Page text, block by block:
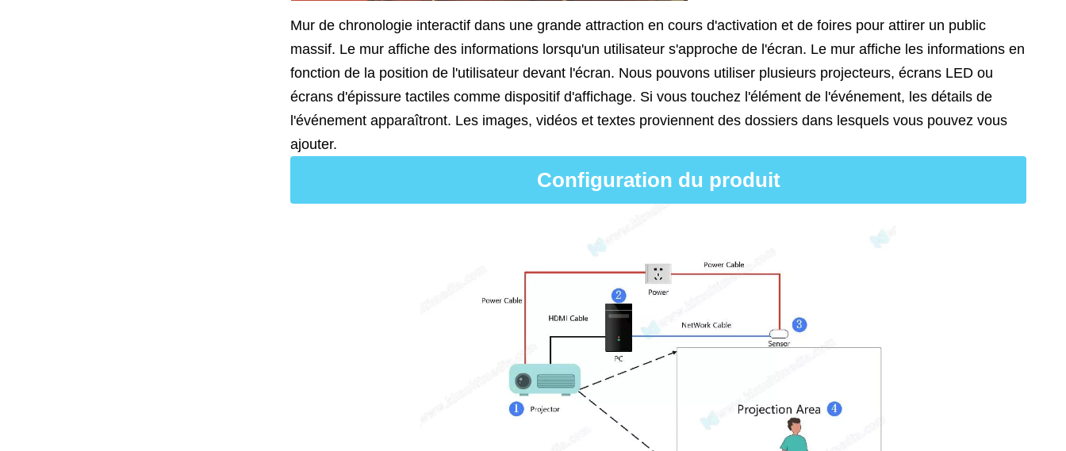
Mur de chronologie interactif dans une grande attraction en cours d'activation et de foires pour attirer un public
massif. Le mur affiche des informations lorsqu'un utilisateur s'approche de l'écran. Le mur affiche les informations en
fonction de la position de l'utilisateur devant l'écran. Nous pouvons utiliser plusieurs projecteurs, écrans LED ou
écrans d'épissure tactiles comme dispositif d'affichage. Si vous touchez l'élément de l'événement, les détails de
l'événement apparaîtront. Les images, vidéos et textes proviennent des dossiers dans lesquels vous pouvez vous
ajouter.
Configuration du produit